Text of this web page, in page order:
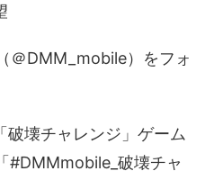
＠DMM_mobile）をフォ
壊チャレンジ」ゲーム
#DMMmobile_破壊チャ